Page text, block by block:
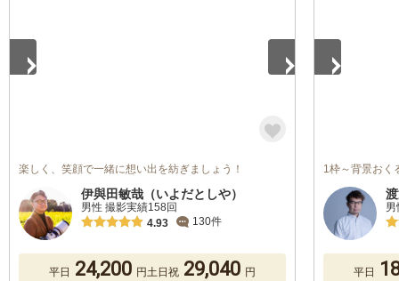
楽しく、笑顔で一緒に想い出を紡ぎましょう！
伊與田敏哉（いよだとしや）
男性 撮影実績158回
4.93
130件
平日 24,200 円土日祝 29,040 円
1枠～背景おく
平日